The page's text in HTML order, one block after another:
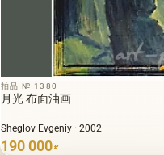
拍品 № 1380
月光 布面油画
Sheglov Evgeniy · 2002
190 000 ₽